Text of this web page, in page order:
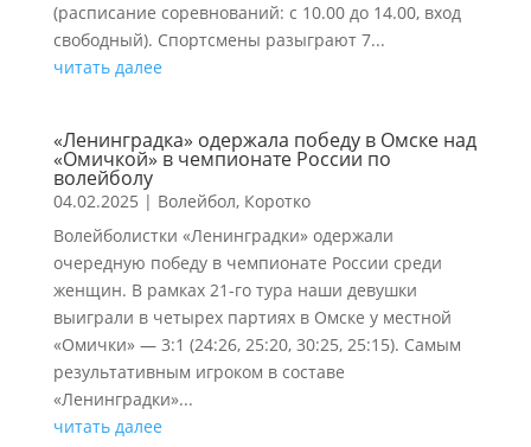
(расписание соревнований: с 10.00 до 14.00, вход
свободный). Спортсмены разыграют 7...
читать далее
«Ленинградка» одержала победу в Омске над
«Омичкой» в чемпионате России по
волейболу
04.02.2025 | Волейбол, Коротко
Волейболистки «Ленинградки» одержали
очередную победу в чемпионате России среди
женщин. В рамках 21-го тура наши девушки
выиграли в четырех партиях в Омске у местной
«Омички» — 3:1 (24:26, 25:20, 30:25, 25:15). Самым
результативным игроком в составе
«Ленинградки»...
читать далее